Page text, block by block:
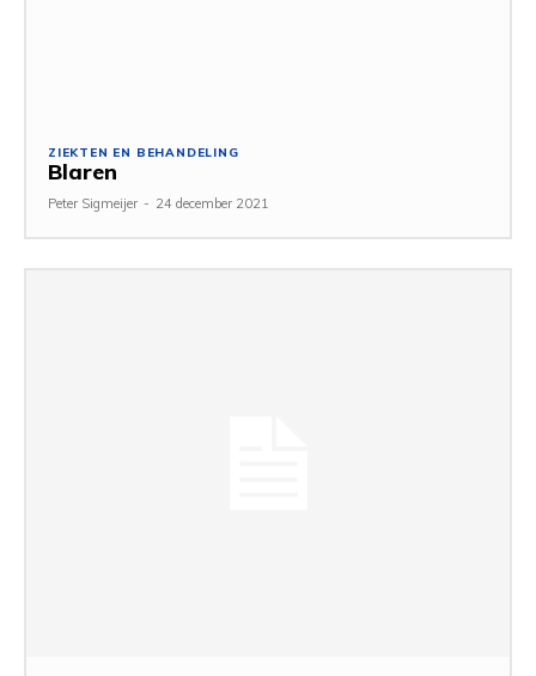
ZIEKTEN EN BEHANDELING
Blaren
Peter Sigmeijer - 24 december 2021